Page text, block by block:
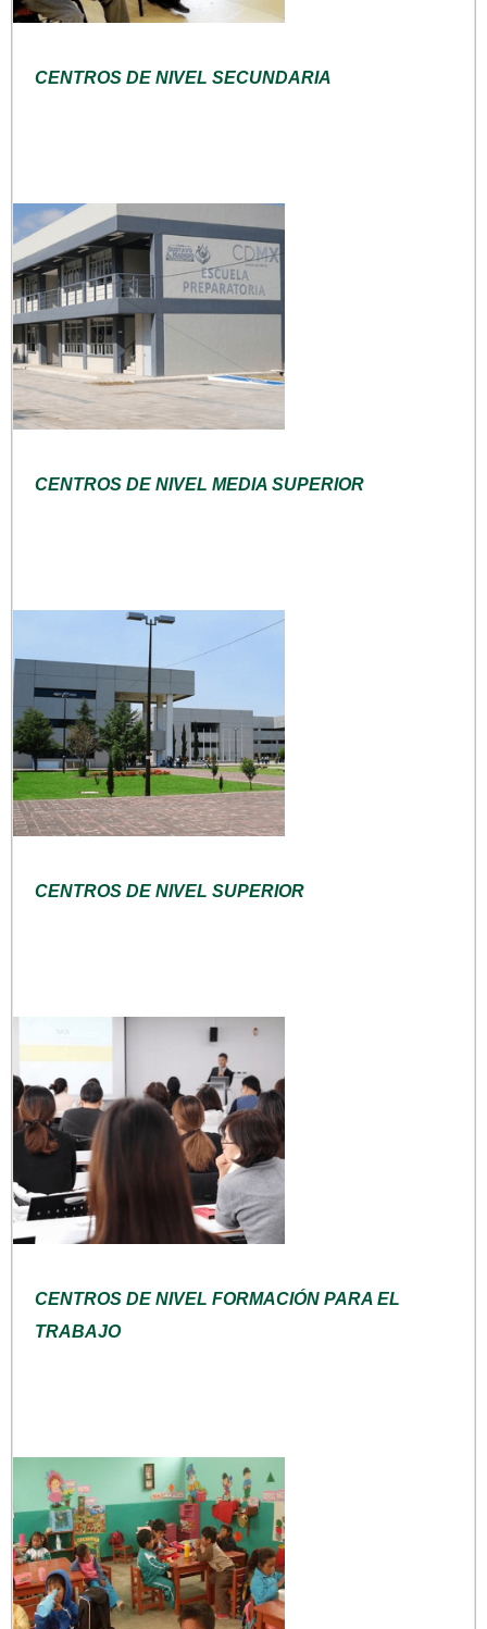
CENTROS DE NIVEL SECUNDARIA
CENTROS DE NIVEL MEDIA SUPERIOR
CENTROS DE NIVEL SUPERIOR
CENTROS DE NIVEL FORMACIÓN PARA EL
TRABAJO